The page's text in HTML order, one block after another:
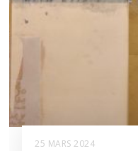
25 MARS 2024